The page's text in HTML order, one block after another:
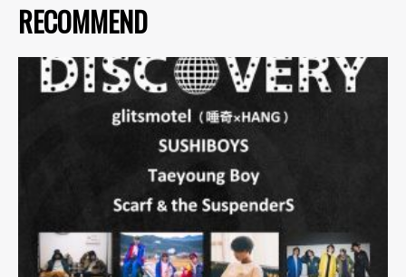
RECOMMEND